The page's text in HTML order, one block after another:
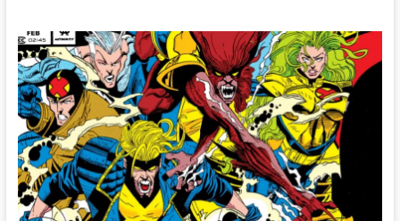
maestro
de
los
pequeños
momentos